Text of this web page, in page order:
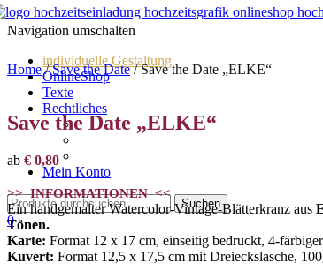
Navigation umschalten
individuelle Gestaltung
OnlineShop
Texte
Rechtliches
Impressum
Mein Konto
0
Home/Save the Date/ Save the Date „ELKE“
Save the Date „ELKE“
ab € 0,80
>> INFORMATIONEN <<
Ein handgemalter Watercolor-Vintage-Blätterkranz aus
Tönen.
Karte: Format 12 x 17 cm, einseitig bedruckt, 4-
Kuvert: Format 12,5 x 17,5 cm mit Dreieckslasche,